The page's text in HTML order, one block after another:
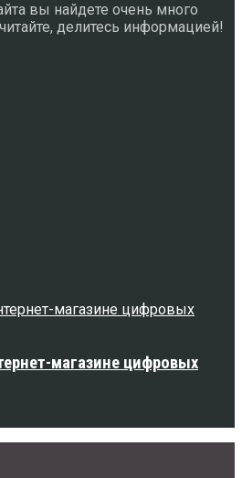
вы найдете очень много
делитесь информацией!
магазине цифровых